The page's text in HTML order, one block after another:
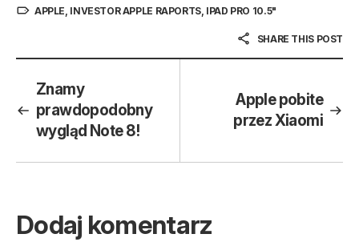
APPLE, INVESTOR APPLE RAPORTS, IPAD PRO 10.5"
SHARE THIS POST
Znamy
prawdopodobny
wygląd Note 8!
Apple pobite
przez Xiaomi
Dodaj komentarz